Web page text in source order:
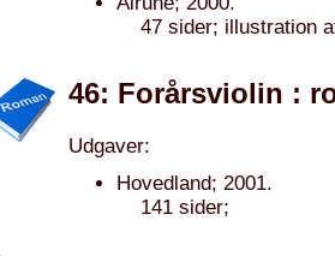
47 sider; illustration
46: Forårsviolin :
Udgaver:
Hovedland; 2001.
141 sider;